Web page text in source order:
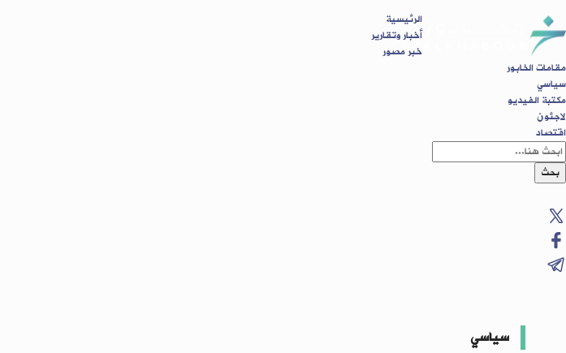
الرئيسية
أخبار وتقارير
خبر مصور
مقامات الخابور
سياسي
مكتبة الفيديو
لاجئون
اقتصاد
بحث
سياسي